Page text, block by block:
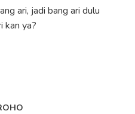
ari, jadi bang ari dulu
kan ya?